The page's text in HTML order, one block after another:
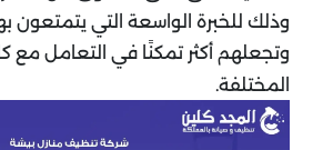
وذلك للخبرة الواسعة التي يتمتعون
وتجعلهم أكثر تمكنًا في التعامل مع
المختلفة.